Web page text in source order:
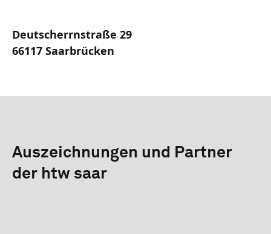
Deutscherrnstraße 29
66117 Saarbrücken
Auszeichnungen und Partner
der htw saar